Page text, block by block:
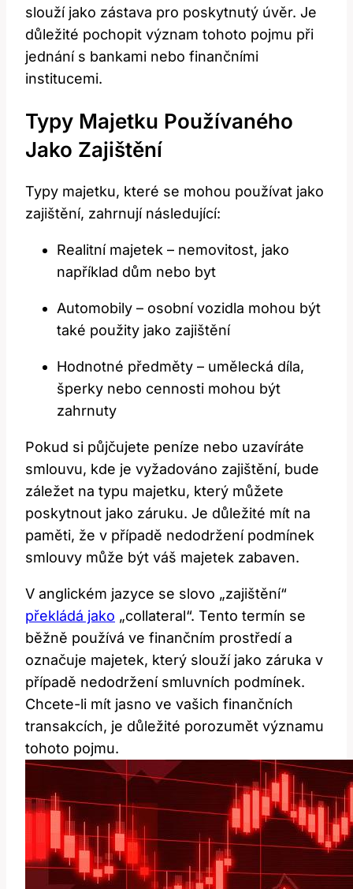
slouží jako zástava pro poskytnutý úvěr. Je
důležité pochopit význam tohoto pojmu při
jednání s bankami nebo finančními
institucemi.
Typy Majetku Používaného
Jako Zajištění
Typy majetku, které se mohou používat jako
zajištění, zahrnují následující:
Realitní majetek – nemovitost, jako
například dům nebo byt
Automobily – osobní vozidla mohou být
také použity jako zajištění
Hodnotné předměty – umělecká díla,
šperky nebo cennosti mohou být
zahrnuty
Pokud si půjčujete peníze nebo uzavíráte
smlouvu, kde je vyžadováno zajištění, bude
záležet na typu majetku, který můžete
poskytnout jako záruku. Je důležité mít na
paměti, že v případě nedodržení podmínek
smlouvy může být váš majetek zabaven.
V anglickém jazyce se slovo „zajištění“
překládá jako „collateral“. Tento termín se
běžně používá ve finančním prostředí a
označuje majetek, který slouží jako záruka v
případě nedodržení smluvních podmínek.
Chcete-li mít jasno ve vašich finančních
transakcích, je důležité porozumět významu
tohoto pojmu.